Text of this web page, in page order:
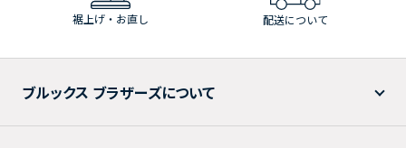
裾上げ・お直し 配送について
ブルックス ブラザーズについて